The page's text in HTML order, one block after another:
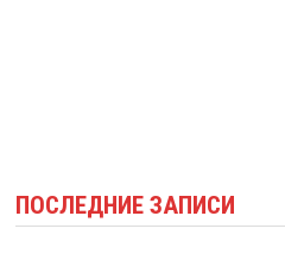
ПОСЛЕДНИЕ ЗАПИСИ